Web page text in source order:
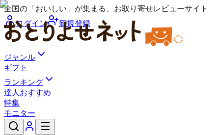
全国の「おいしい」が集まる、お取り寄せレビューサイト
ログイン
新規登録
ジャンル
ギフト
ランキング
達人おすすめ
特集
モニター